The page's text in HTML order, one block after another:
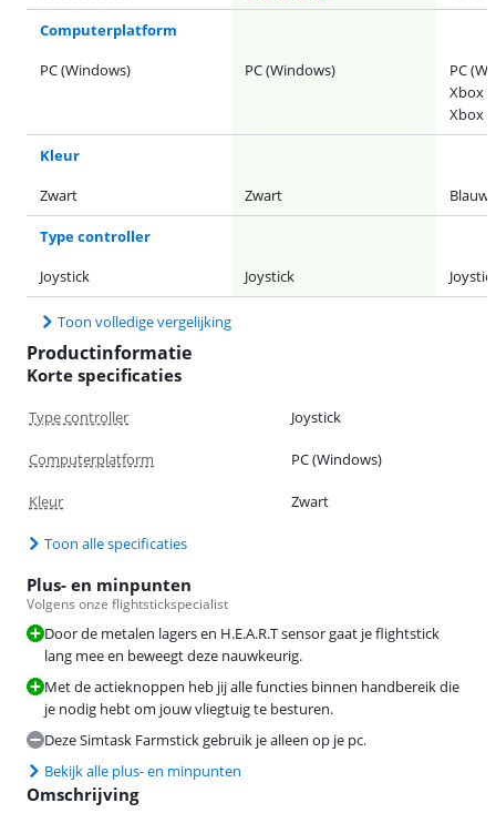
Computerplatform
PC (Windows)
PC (Windows)
PC
Xbox
Xbox
Kleur
Zwart
Zwart
Type controller
Joystick
Joystick
Toon volledige vergelijking
Productinformatie
Korte specificaties
Type controller Joystick
Computerplatform PC (Windows)
Kleur Zwart
Toon alle specificaties
Plus- en minpunten
Volgens onze flightstickspecialist
Door de metalen lagers en H.E.A.R.T sensor gaat je flightstick
lang mee en beweegt deze nauwkeurig.
Met de actieknoppen heb jij alle functies binnen handbereik die
je nodig hebt om jouw vliegtuig te besturen.
Deze Simtask Farmstick gebruik je alleen op je pc.
Bekijk alle plus- en minpunten
Omschrijving